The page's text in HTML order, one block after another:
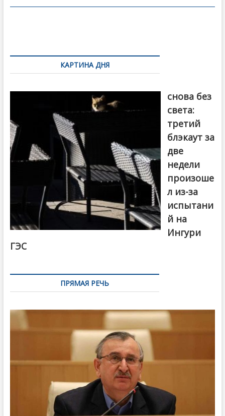
o
в
по
записямКАРТИНА ДНЯ
снова без
света:
третий
блэкаут за
две
недели
произоше
л из-за
испытани
й на
Ингури
ГЭС
ПРЯМАЯ РЕЧЬ